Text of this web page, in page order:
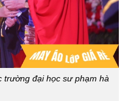
trường đại học sư phạm hà